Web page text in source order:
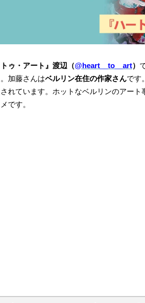
トゥ・アート』渡辺（@heart__to__art）
加藤さんはベルリン在住の作家さんです
れています。ホットなベルリンのアー
です。